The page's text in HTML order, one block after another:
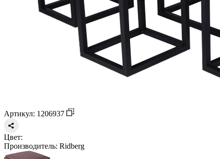
Артикул: 1206937
Цвет:
Производитель: Ridberg